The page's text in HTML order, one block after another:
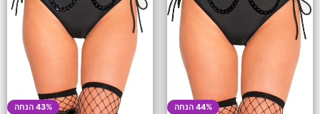
44% הנחה 43% הנחה